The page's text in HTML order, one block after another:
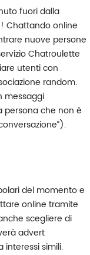
fuori dalla
Chattando online
nuove persone
Chatroulette
utenti con
random.
messaggi
che non è
del momento e
online tramite
scegliere di
advert
simili.